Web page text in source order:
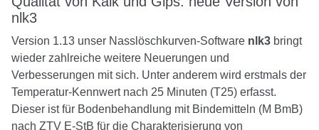
nlk3
Version 1.13 unser Nasslöschkurven-Software nlk3 bringt
wieder zahlreiche weitere Neuerungen und
Verbesserungen mit sich. Unter anderem wird erstmals der
Temperatur-Kennwert nach 25 Minuten (T25) erfasst.
Dieser ist für Bodenbehandlung mit Bindemitteln (M BmB)
nach ZTV E-StB für die Charakterisierung von